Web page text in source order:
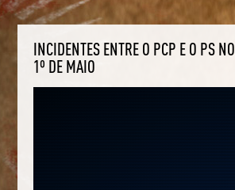
INCIDENTES ENTRE O PCP E O PS NO
1º DE MAIO